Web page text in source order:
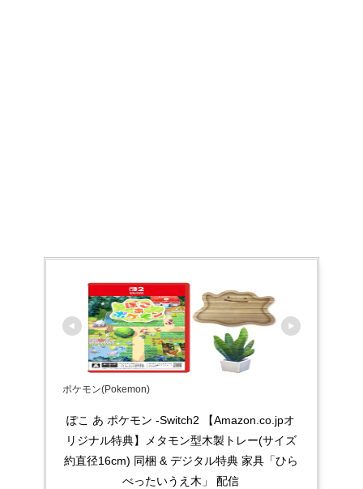
ポケモン(Pokemon)
ぽこ あ ポケモン -Switch2 【Amazon.co.jpオ
リジナル特典】メタモン型木製トレー(サイズ
約直径16cm) 同梱 & デジタル特典 家具「ひら
べったいうえ木」 配信